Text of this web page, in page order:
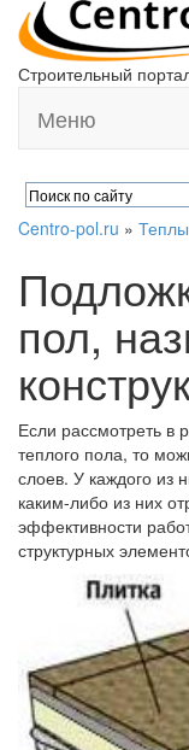
Строительный
Меню
Centro-pol.ru »
пол,
Если рассмотреть в
теплого пола, то
слоев. У каждого из
каким-либо из них
эффективности
структурных